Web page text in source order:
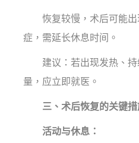
恢复较慢，术后可能出
症，需延长休息时间。
建议：若出现发热、持
量，应立即就医。
三、术后恢复的关键措
活动与休息：